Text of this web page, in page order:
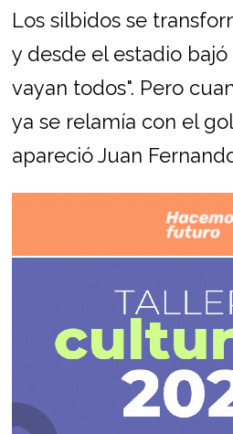
Los silbidos se
y desde el estadio
vayan todos". Pero
ya se relamía con el
apareció Juan